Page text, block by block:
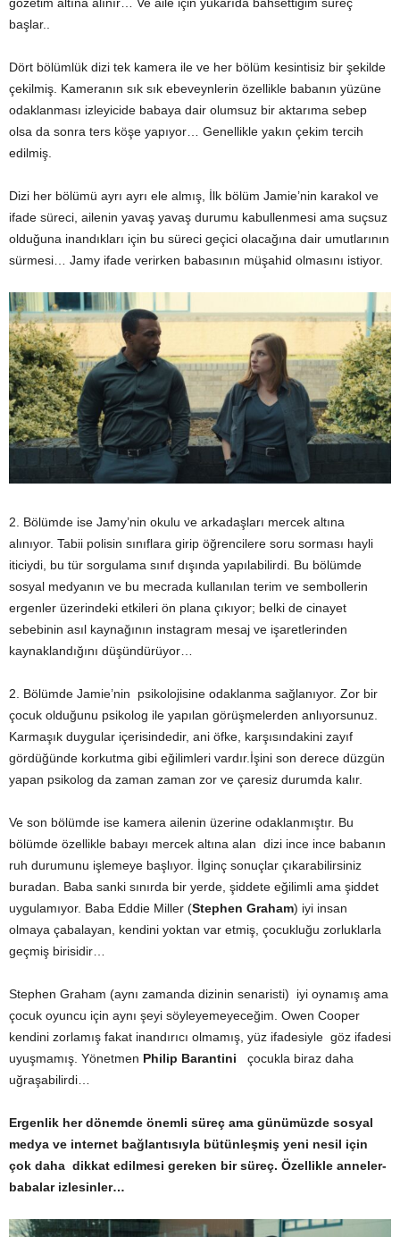
başlar..
Dört bölümlük dizi tek kamera ile ve her bölüm kesintisiz bir şekilde
çekilmiş. Kameranın sık sık ebeveynlerin özellikle babanın yüzüne
odaklanması izleyicide babaya dair olumsuz bir aktarıma sebep
olsa da sonra ters köşe yapıyor… Genellikle yakın çekim tercih
edilmiş.
Dizi her bölümü ayrı ayrı ele almış, İlk bölüm Jamie’nin karakol ve
ifade süreci, ailenin yavaş yavaş durumu kabullenmesi ama suçsuz
olduğuna inandıkları için bu süreci geçici olacağına dair umutlarının
sürmesi… Jamy ifade verirken babasının müşahid olmasını istiyor.
2. Bölümde ise Jamy’nin okulu ve arkadaşları mercek altına
alınıyor. Tabii polisin sınıflara girip öğrencilere soru sorması hayli
iticiydi, bu tür sorgulama sınıf dışında yapılabilirdi. Bu bölümde
sosyal medyanın ve bu mecrada kullanılan terim ve sembollerin
ergenler üzerindeki etkileri ön plana çıkıyor; belki de cinayet
sebebinin asıl kaynağının instagram mesaj ve işaretlerinden
kaynaklandığını düşündürüyor…
2. Bölümde Jamie’nin psikolojisine odaklanma sağlanıyor. Zor bir
çocuk olduğunu psikolog ile yapılan görüşmelerden anlıyorsunuz.
Karmaşık duygular içerisindedir, ani öfke, karşısındakini zayıf
gördüğünde korkutma gibi eğilimleri vardır.İşini son derece düzgün
yapan psikolog da zaman zaman zor ve çaresiz durumda kalır.
Ve son bölümde ise kamera ailenin üzerine odaklanmıştır. Bu
bölümde özellikle babayı mercek altına alan dizi ince ince babanın
ruh durumunu işlemeye başlıyor. İlginç sonuçlar çıkarabilirsiniz
buradan. Baba sanki sınırda bir yerde, şiddete eğilimli ama şiddet
uygulamıyor. Baba Eddie Miller (Stephen Graham) iyi insan
olmaya çabalayan, kendini yoktan var etmiş, çocukluğu zorluklarla
geçmiş birisidir…
Stephen Graham (aynı zamanda dizinin senaristi) iyi oynamış ama
çocuk oyuncu için aynı şeyi söyleyemeyeceğim. Owen Cooper
kendini zorlamış fakat inandırıcı olmamış, yüz ifadesiyle göz ifadesi
uyuşmamış. Yönetmen Philip Barantini
çocukla biraz daha
uğraşabilirdi…
Ergenlik her dönemde önemli süreç ama günümüzde sosyal
medya ve internet bağlantısıyla bütünleşmiş yeni nesil için
çok daha dikkat edilmesi gereken bir süreç. Özellikle anneler-
babalar izlesinler…